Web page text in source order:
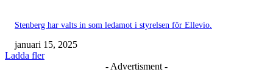
Stenberg har valts in som ledamot i styrelsen för Ellevio.
januari 15, 2025
Ladda fler
- Advertisment -